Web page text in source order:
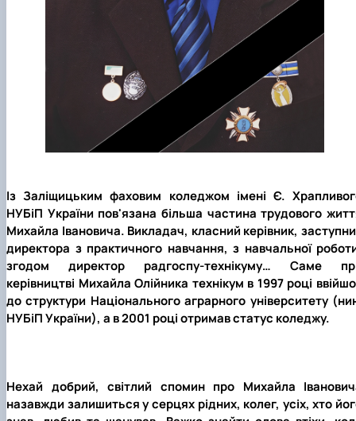
Із Заліщицьким фаховим коледжом імені Є.
НУБіП України пов'язана більша частина трудового
Михайла Івановича. Викладач, класний керівник,
директора з практичного навчання, з навчальної
згодом директор радгоспу-технікуму… Саме
керівництві Михайла Олійника технікум в 1997 році
до структури Національного аграрного університету
НУБіП України), а в 2001 році отримав статус коледжу.
Нехай добрий, світлий спомин про Михайла
назавжди залишиться у серцях рідних, колег, усіх, хто